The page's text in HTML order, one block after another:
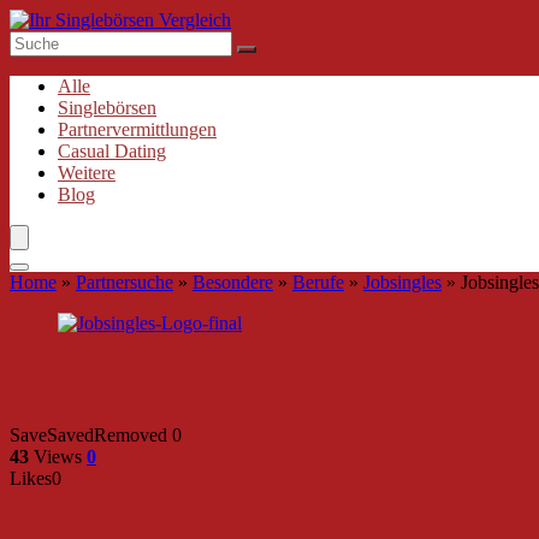
Alle
Singlebörsen
Partnervermittlungen
Casual Dating
Weitere
Blog
Home » Partnersuche » Besondere » Berufe » Jobsingles »
SaveSavedRemoved 0
43 Views 0
Likes0